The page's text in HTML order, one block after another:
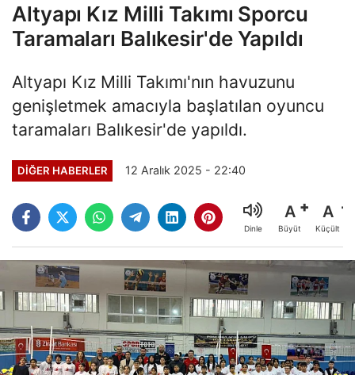
Altyapı Kız Milli Takımı Sporcu
Taramaları Balıkesir'de Yapıldı
Altyapı Kız Milli Takımı'nın havuzunu
genişletmek amacıyla başlatılan oyuncu
taramaları Balıkesir'de yapıldı.
DIĞER HABERLER 12 Aralık 2025 - 22:40
Dinle
A
Büyüt
A
Küçült